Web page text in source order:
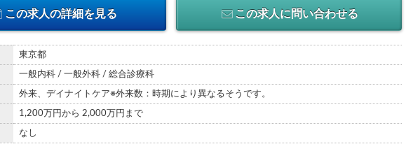
この求人の詳細を見る この求人に問い合わせる
東京都
一般内科 / 一般外科 / 総合診療科
外来、デイナイトケア※外来数：時期により異なるそうです。
1,200万円から 2,000万円まで
なし